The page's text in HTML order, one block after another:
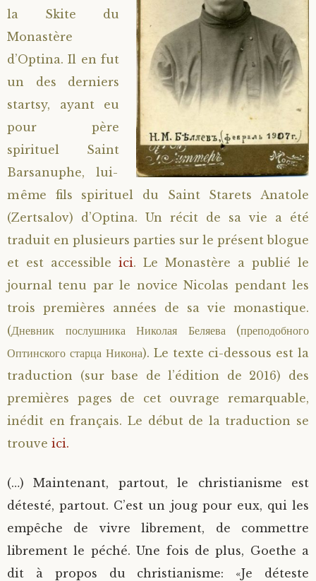
Saint Hilarion (Troïtski)
Saint Jean de Kronstadt
Saint Laurent de Tchernigov
Saint Nikon d’Optina
Saint Seraphim de Sarov
Saint Seraphim de Vyritsa
Saint Serge de Radonège
Saint Siméon (Jelnine)
Saint Sophrony l’Athonite
Sainte Xenia
Sainte Matrone de Moscou
Métropolite Zénobe (Majouga)
Archimandrite Adrien (Kirsanov)
Archimandrite Alipi (Voronov)
Archimandrite Andronique (Loukach)
Archimandrite Athénogène (Agapov)
Higoumène Boris (Kramtsov)
Bienheureuses et Staritsas
Bienheureuse Lioubouchka
Bienheureuse Maria Ivanovna
Staritsa Marie Makovkine
Natalia de Vyritsa
Staritsa Anastasia
Geronda Grigorios de Dochiariou
Archimandrite Hippolyte (Khaline)
Archimandrite Lazare (Abachidzé)
Geronda Arsenios le Spiléote
Gerondissa Makrina (Vassopoulou)
Père Héliodore
Famille spirituelle
Portraits
la Skite du
Monastère
d’Optina. Il en fut
un des derniers
startsy, ayant eu
pour père
spirituel Saint
Barsanuphe, lui-
même fils spirituel du Saint Starets Anatole
(Zertsalov) d’Optina. Un récit de sa vie a été
traduit en plusieurs parties sur le présent blogue
et est accessible ici. Le Monastère a publié le
journal tenu par le novice Nicolas pendant les
trois premières années de sa vie monastique.
(Дневник послушника Николая Беляева (преподобного
Оптинского старца Никона). Le texte ci-dessous est la
traduction (sur base de l’édition de 2016) des
premières pages de cet ouvrage remarquable,
inédit en français. Le début de la traduction se
trouve ici.
(…) Maintenant, partout, le christianisme est
détesté, partout. C’est un joug pour eux, qui les
empêche de vivre librement, de commettre
librement le péché. Une fois de plus, Goethe a
dit à propos du christianisme: «Je déteste